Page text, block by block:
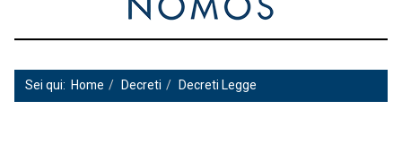
Sei qui: Home Decreti Decreti Legge